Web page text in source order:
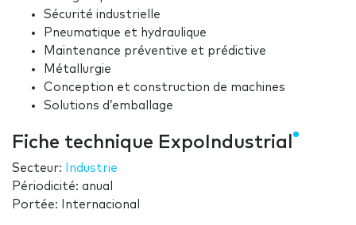
Sécurité industrielle
Pneumatique et hydraulique
Maintenance préventive et prédictive
Métallurgie
Conception et construction de machines
Solutions d’emballage
Fiche technique ExpoIndustrial
Secteur:
Industrie
Périodicité: anual
Portée: Internacional